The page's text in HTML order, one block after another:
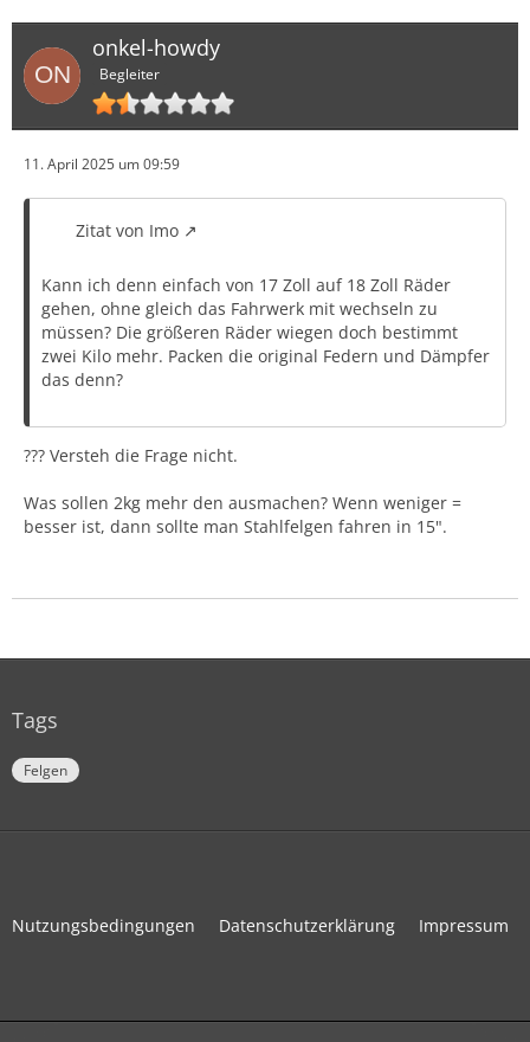
onkel-howdy
Begleiter
11. April 2025 um 09:59
Zitat von Imo
Kann ich denn einfach von 17 Zoll auf 18 Zoll Räder
gehen, ohne gleich das Fahrwerk mit wechseln zu
müssen? Die größeren Räder wiegen doch bestimmt
zwei Kilo mehr. Packen die original Federn und Dämpfer
das denn?
??? Versteh die Frage nicht.
Was sollen 2kg mehr den ausmachen? Wenn weniger =
besser ist, dann sollte man Stahlfelgen fahren in 15".
Tags
Felgen
Nutzungsbedingungen Datenschutzerklärung Impressum